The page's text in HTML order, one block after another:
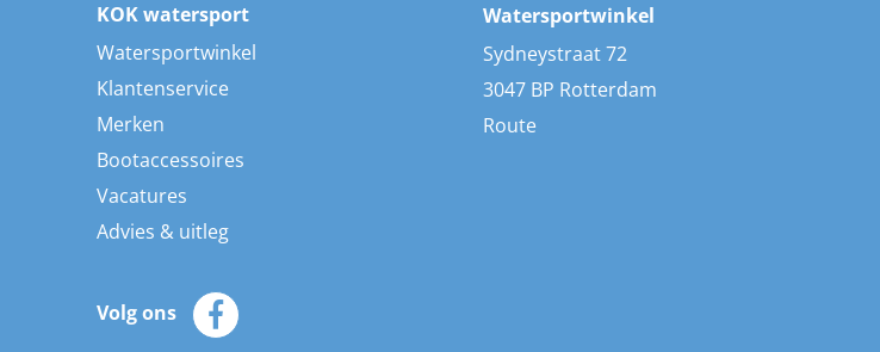
KOK watersport
Watersportwinkel
Klantenservice
Merken
Bootaccessoires
Vacatures
Advies & uitleg
Volg ons
Watersportwinkel
Sydneystraat 72
3047 BP Rotterdam
Route